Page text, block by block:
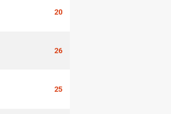
20
26
25